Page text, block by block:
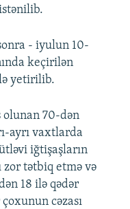
- iyulun 10-
keçirilən
yetirilib.
olunan 70-dən
ayrı vaxtlarda
iğtişaşların
zor tətbiq etmə və
18 ilə qədər
cəzası